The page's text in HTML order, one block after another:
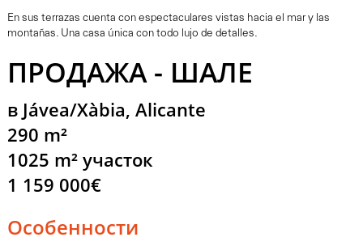
En sus terrazas cuenta con espectaculares vistas hacia el mar y las
montañas. Una casa única con todo lujo de detalles.
ПРОДАЖА - ШАЛЕ
в Jávea/Xàbia, Alicante
290 m²
1025 m² участок
1 159 000€
Особенности